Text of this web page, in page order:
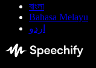
বাংলা
Bahasa Melayu
اردو